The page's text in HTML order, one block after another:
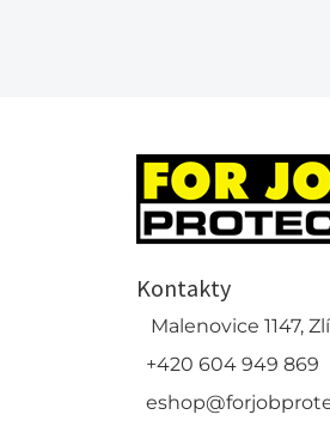
Kontakty
Malenovice 1147,
+420 604 949 869